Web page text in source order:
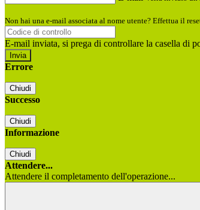
Non hai una e-mail associata al nome utente? Effettua il
E-mail inviata, si prega di controllare la casella di
Errore
Chiudi
Successo
Chiudi
Informazione
Chiudi
Attendere...
Attendere il completamento dell'operazione...